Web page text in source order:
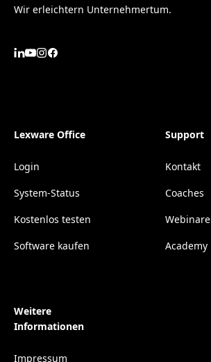
Wir erleichtern Unternehmertum.
Lexware Office
Login
System-Status
Kostenlos testen
Software kaufen
Support
Kontakt
Coaches
Webinare
Academy
Weitere
Informationen
Impressum